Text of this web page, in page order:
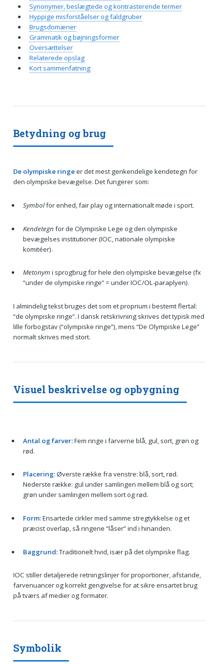
Betydning og brug
De olympiske ringeer det mest genkendelige kendetegn for
den olympiske bevægelse. Det fungerer som:
Symbolfor enhed, fair play og internationalt møde i sport.
Kendetegn for de Olympiske Lege og den olympiske
bevægelses institutioner (IOC, nationale olympiske
komitéer).
Metonym i sprogbrug for hele den olympiske bevægelse (fx
“under de olympiske ringe” = under IOC/OL-paraplyen).
I almindelig tekst bruges det som et proprium i bestemt flertal:
“de olympiske ringe”. I dansk retskrivning skrives det typisk med
lille forbogstav (“olympiske ringe”), mens “De Olympiske Lege”
normalt skrives med stort.
Visuel beskrivelse og opbygning
Antal og farver:Fem ringe i farverne blå, gul, sort, grøn og
rød.
Placering:Øverste række fra venstre: blå, sort, rød.
Nederste række: gul under samlingen mellem blå og sort;
grøn under samlingen mellem sort og rød.
Form:Ensartede cirkler med samme stregtykkelse og et
præcist overlap, så ringene “låser” ind i hinanden.
Baggrund:Traditionelt hvid, især på det olympiske flag.
IOC stiller detaljerede retningslinjer for proportioner, afstande,
farvenuancer og korrekt gengivelse for at sikre ensartet brug
på tværs af medier og formater.
Symbolik
Synonymer, beslægtede og kontrasterende termer
Hyppige misforståelser og faldgruber
Brugsdomæner
Grammatik og bøjningsformer
Oversættelser
Relaterede opslag
Kort sammenfatning